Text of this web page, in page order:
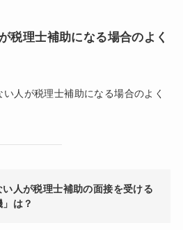
税理士補助になる場合のよく
人が税理士補助になる場合のよく
人が税理士補助の面接を受ける
は？